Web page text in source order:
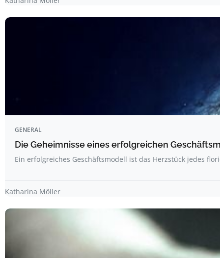
GENERAL
Die Geheimnisse eines erfolgreichen
Ein erfolgreiches Geschäftsmodell ist das Herzstück jedes
Katharina Möller